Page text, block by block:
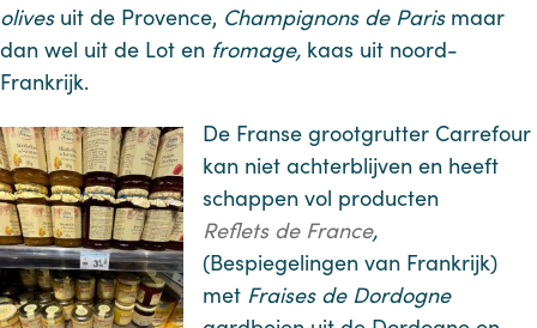
olivesuit de Provence, Champignons de Parismaar
dan wel uit de Lot en fromage, kaas uit noord-
Frankrijk.
De Franse grootgrutter Carrefour
kan niet achterblijven en heeft
schappen vol producten
Reflets de France,
(Bespiegelingen van Frankrijk)
met Fraises de Dordogne